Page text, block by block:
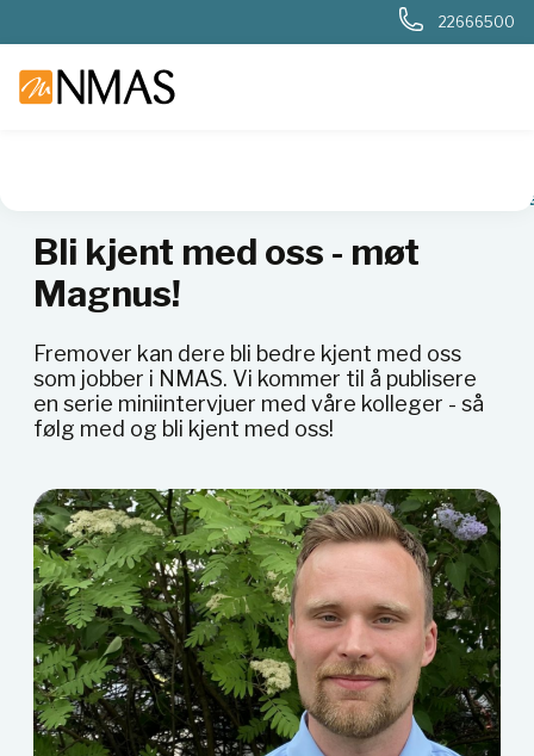
22666500
Intervju med
Bli kjent med oss - møt
Magnus!
Fremover kan dere bli bedre kjent med oss
som jobber i NMAS. Vi kommer til å publisere
en serie miniintervjuer med våre kolleger - så
følg med og bli kjent med oss!